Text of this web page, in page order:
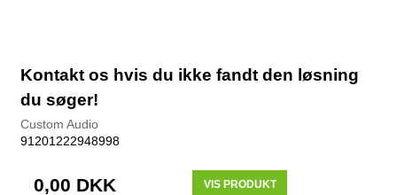
Kontakt os hvis du ikke fandt den løsning
du søger!
Custom Audio
91201222948998
0,00 DKK VIS PRODUKT